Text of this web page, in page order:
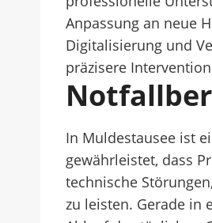
Anpassung an neue
Digitalisierung und
präzisere
In Muldestausee ist
gewährleistet, dass
technische
zu leisten. Gerade in